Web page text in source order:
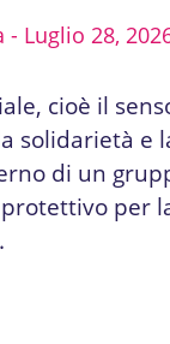
Luglio 28,
cioè il
solidarietà e
di un
per